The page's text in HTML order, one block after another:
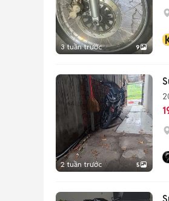
3 tuần trước 9
2 tuần trước 5